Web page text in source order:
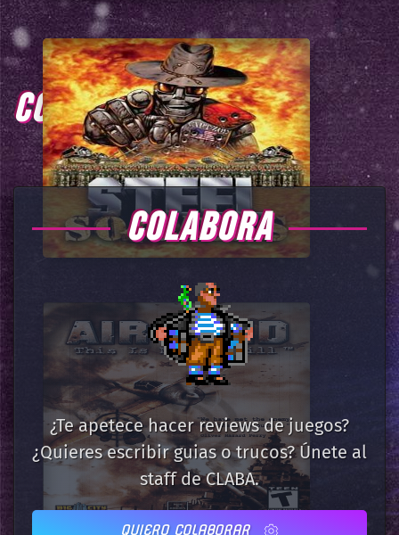
COMENTARIOS
COLABORA
¿Te apetece hacer reviews de juegos?
¿Quieres escribir guias o trucos? Únete al
staff de CLABA.
QUIERO COLABORAR